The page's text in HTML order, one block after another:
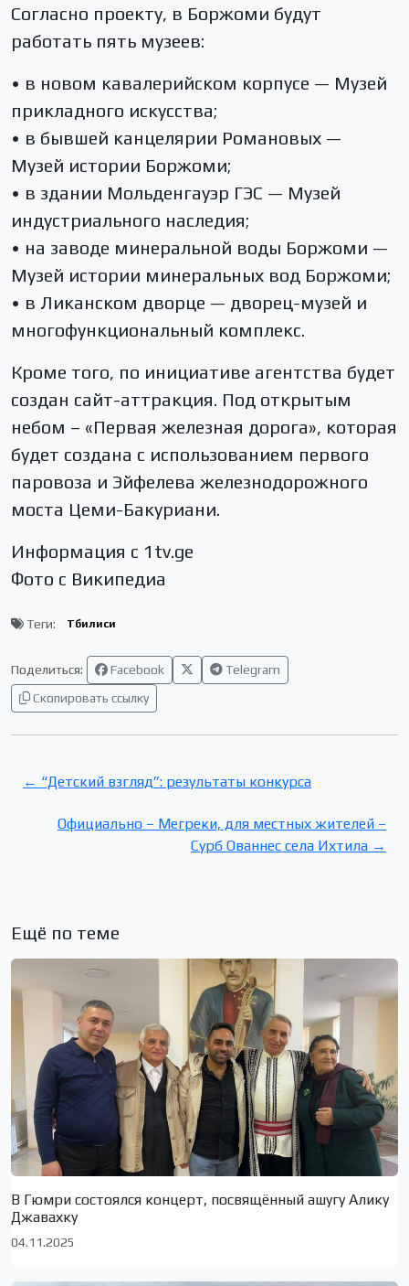
Согласно проекту, в Боржоми будут
работать пять музеев:
• в новом кавалерийском корпусе — Музей
прикладного искусства;
• в бывшей канцелярии Романовых —
Музей истории Боржоми;
• в здании Мольденгауэр ГЭС — Музей
индустриального наследия;
• на заводе минеральной воды Боржоми —
Музей истории минеральных вод Боржоми;
• в Ликанском дворце — дворец-музей и
многофункциональный комплекс.
Кроме того, по инициативе агентства будет
создан сайт-аттракция. Под открытым
небом – «Первая железная дорога», которая
будет создана с использованием первого
паровоза и Эйфелева железнодорожного
моста Цеми-Бакуриани.
Информация с 1tv.ge
Фото с Википедиа
Теги: Тбилиси
Поделиться: Facebook
Telegram
Скопировать ссылку
← “Детский взгляд”: результаты конкурса
Официально – Мегреки, для местных жителей –
Сурб Ованнес села Ихтила →
Ещё по теме
В Гюмри состоялся концерт, посвящённый ашугу Алику
Джавахку
04.11.2025